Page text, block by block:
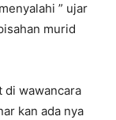
” ujar
murid
di wawancara
kan ada nya